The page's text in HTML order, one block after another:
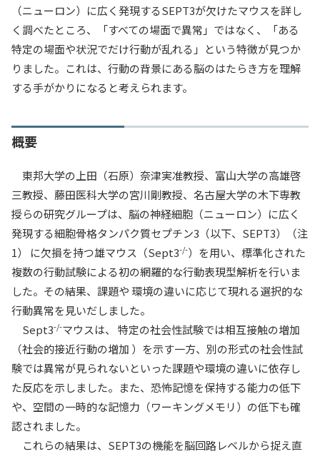
（ニューロン）に広く発現するSEPT3が欠けたマウスを詳し
く調べたところ、「すべての場面で異常」ではなく、「ある
特定の場面や状況でだけ行動が乱れる」という特徴が見つか
りました。これは、行動の背景にある脳のはたらき方を理解
する手がかりになると考えられます。
概要
東邦大学の上田（石原）奈津実准教授、富山大学の高雄啓
三教授、藤田医科大学の宮川剛教授、名古屋大学の木下専教
授らの研究グループは、脳の神経細胞（ニューロン）に広く
発現する細胞骨格タンパク質セプチン3（以下、SEPT3）（注
1） に欠損を持つ雄マウス（Sept3-/-）を用い、標準化された
複数の行動試験による初の網羅的な行動表現型解析を行いま
した。その結果、課題や 環境の違いに応じて現れる選択的な
行動異常を見いだしました。
Sept3-/-マウスは、 特定の社会性試験では相互接触の増加
（社会的接近行動の増加 ）を示す一方、別の形式の社会性試
験では異常が見られないといった課題や環境の違いに依存し
た反応を示しました。また、恐怖記憶を保持する能力の低下
や、空間の一時的な記憶力（ワーキングメモリ）の低下も確
認されました。
これらの結果は、SEPT3の機能を脳回路レベルから捉え直